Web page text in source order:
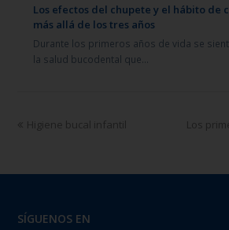
Los efectos del chupete y el hábito de
más allá de los tres años
Durante los primeros años de vida se
la salud bucodental que…
Higiene bucal infantil Los
SÍGUENOS EN